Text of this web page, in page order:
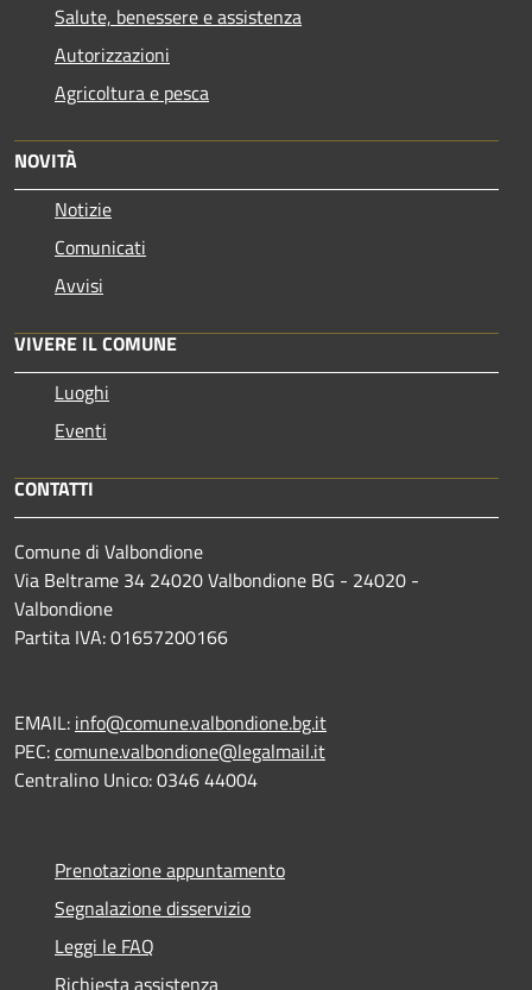
Salute, benessere e assistenza
Autorizzazioni
Agricoltura e pesca
NOVITÀ
Notizie
Comunicati
Avvisi
VIVERE IL COMUNE
Luoghi
Eventi
CONTATTI
Comune di Valbondione
Via Beltrame 34 24020 Valbondione BG - 24020 -
Valbondione
Partita IVA: 01657200166
EMAIL: info@comune.valbondione.bg.it
PEC:comune.valbondione@legalmail.it
Centralino Unico: 0346 44004
Prenotazione appuntamento
Segnalazione disservizio
Leggi le FAQ
Richiesta assistenza